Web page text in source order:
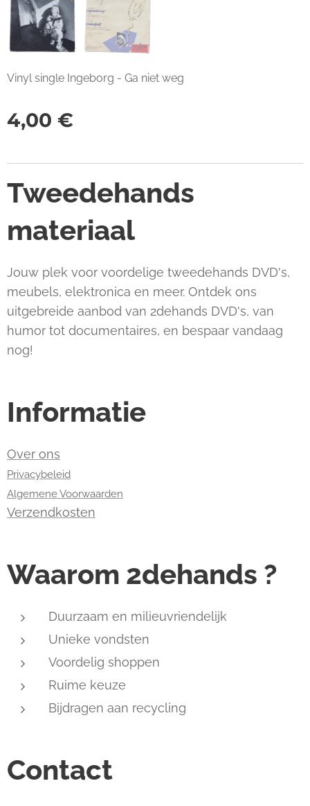
Vinyl single Ingeborg - Ga niet weg
4,00 €
Tweedehands
materiaal
Jouw plek voor voordelige tweedehands DVD's,
meubels, elektronica en meer. Ontdek ons
uitgebreide aanbod van 2dehands DVD's, van
humor tot documentaires, en bespaar vandaag
nog!
Informatie
Over ons
Privacybeleid
Algemene Voorwaarden
Verzendkosten
Waarom 2dehands ?
Duurzaam en milieuvriendelijk
Unieke vondsten
Voordelig shoppen
Ruime keuze
Bijdragen aan recycling
Contact